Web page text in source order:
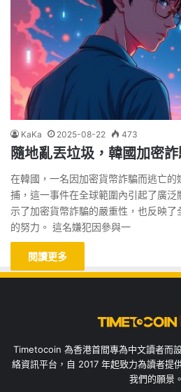
KaKa 2025-08-22 473
隨地亂丟垃圾，韓國加密
在韓國，一名因加密貨幣詐騙而逃亡
捕，這一事件在全球範圍內引起了廣
示了加密貨幣詐騙的嚴重性，也反映
的努力。 這名嫌犯因參與一
閱讀更多
Timetocoin 為香港首間專為中文讀者而
絡資訊平台，自 2017 年起致力為讀者提
我們的願景。